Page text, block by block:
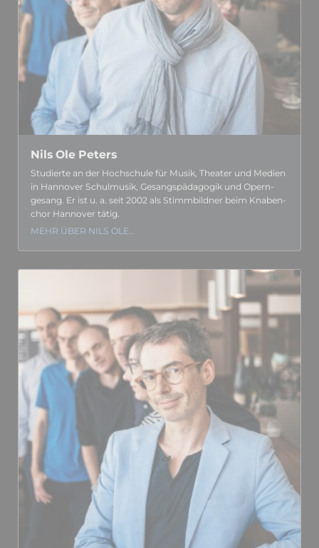
Nils Ole Peters
Studierte an der Hoch­schule für Musik, Theater und Medien
in Hannover Schul­musik, Gesangs­­pädagogik und Opern­­
gesang. Er ist u. a. seit 2002 als Stimm­­bildner beim Knaben­­
chor Hannover tätig.
MEHR ÜBER NILS OLE…